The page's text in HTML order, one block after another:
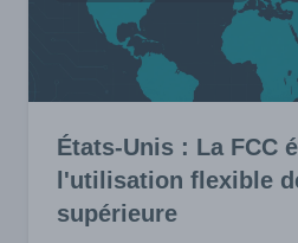
États-Unis : La FCC
l'utilisation flexible
supérieure